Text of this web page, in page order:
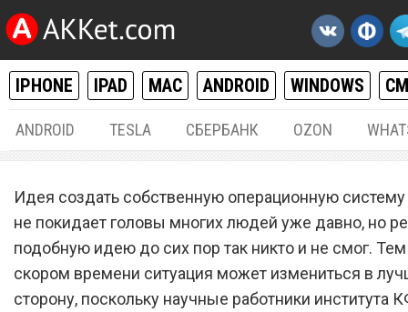
IPHONE IPAD MAC ANDROID WINDOWS
ANDROID TESLA СБЕРБАНК OZON
На территории Крыма
разработка «убийцы»
macOS
Идея создать собственную операционную
не покидает головы многих людей уже давно, но
подобную идею до сих пор так никто и не смог.
скором времени ситуация может измениться в
сторону, поскольку научные работники института